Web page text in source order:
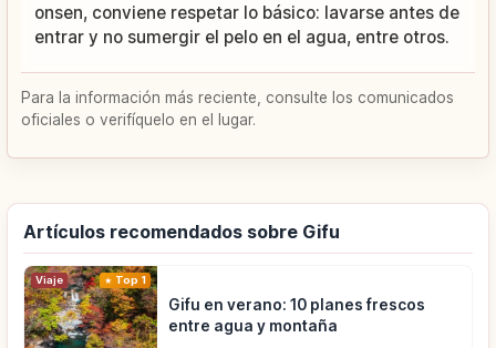
onsen, conviene respetar lo básico: lavarse antes de
entrar y no sumergir el pelo en el agua, entre otros.
Para la información más reciente, consulte los comunicados
oficiales o verifíquelo en el lugar.
Artículos recomendados sobre Gifu
Viaje Top 1
Gifu en verano: 10 planes frescos
entre agua y montaña